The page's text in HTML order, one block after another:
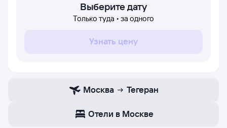
Выберите дату
Только туда • за одного
Узнать цену
Москва Тегеран
Отели в Москве